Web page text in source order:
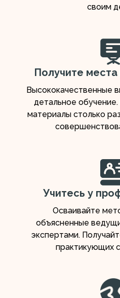
Высококачественные
детальное
материалы столько
Получите
Осваивайте
объясненные
экспертами.
практикующих
Учитесь у
своим